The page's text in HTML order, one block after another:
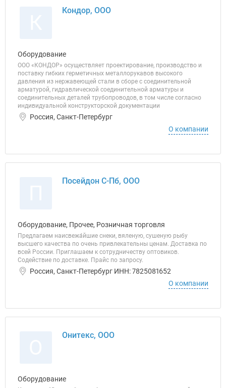
Кондор, ООО
Оборудование
ООО «КОНДОР» осуществляет проектирование, производство и
поставку гибких герметичных металлорукавов высокого
давления из нержавеющей стали в сборе с соединительной
арматурой, гидравлической соединительной арматуры и
соединительных деталей трубопроводов, в том числе согласно
индивидуальной конструкторской документации
Россия, Санкт-Петербург
О компании
Посейдон С-Пб, ООО
Оборудование, Прочее, Розничная торговля
Предлагаем наисвежа́йшие снеки, вяленую, сушеную рыбу
высшего качества по очень привлекательны ценам. Доставка по
всей России. Приглашаем к сотрудничеству оптовиков.
Содействие по доставке. Прайс по запросу.
Россия, Санкт-Петербург ИНН: 7825081652
О компании
Онитекс, ООО
Оборудование